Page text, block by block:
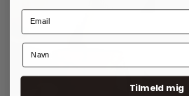
Tilmeld mig